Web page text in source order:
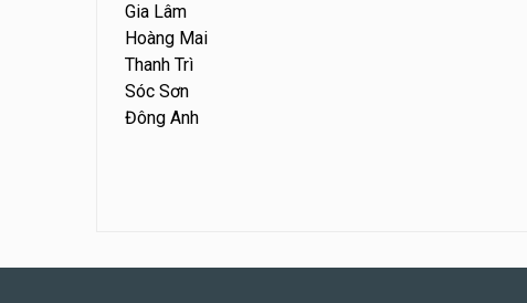
Gia Lâm
Hoàng Mai
Thanh Trì
Sóc Sơn
Đông Anh